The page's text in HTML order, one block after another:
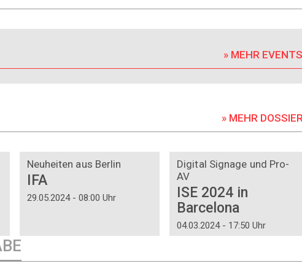
» MEHR
» MEHR
Neuheiten aus Berlin
IFA
29.05.2024 - 08:00 Uhr
Digital Signage und Pro-
AV
ISE 2024 in
Barcelona
04.03.2024 - 17:50 Uhr